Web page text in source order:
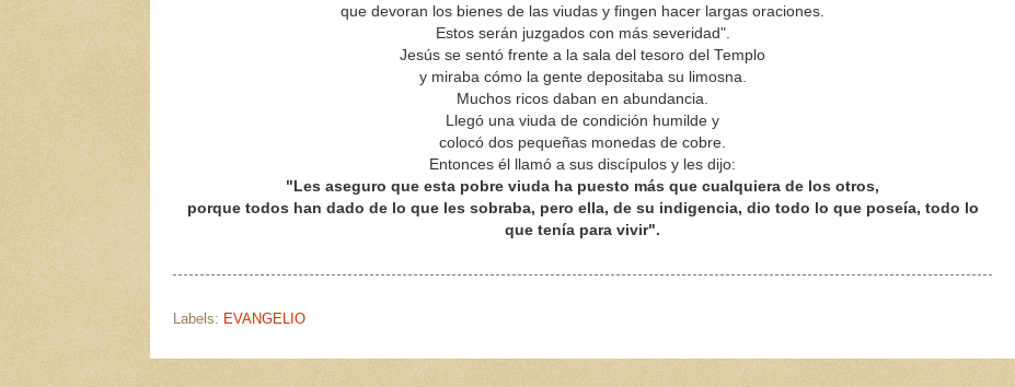
que devoran los bienes de las viudas y fingen hacer largas oraciones.
Estos serán juzgados con más severidad".
Jesús se sentó frente a la sala del tesoro del Templo
y miraba cómo la gente depositaba su limosna.
Muchos ricos daban en abundancia.
Llegó una viuda de condición humilde y
colocó dos pequeñas monedas de cobre.
Entonces él llamó a sus discípulos y les dijo:
"Les aseguro que esta pobre viuda ha puesto más que cualquiera de los otros,
porque todos han dado de lo que les sobraba, pero ella, de su indigencia, dio todo lo que poseía, todo lo
que tenía para vivir".
Labels: EVANGELIO